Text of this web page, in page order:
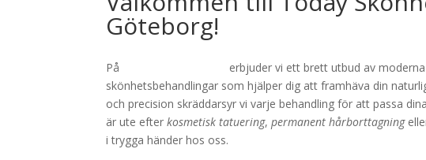
Göteborg!
På
erbjuder vi ett brett utbud av
skönhetsbehandlingar som hjälper dig att framhäva din
och precision skräddarsyr vi varje behandling för att passa
är ute efterkosmetisk tatuering,permanent hårborttagning
i trygga händer hos oss.